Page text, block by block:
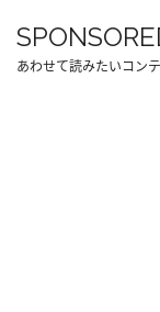
あわせて読みたいコン